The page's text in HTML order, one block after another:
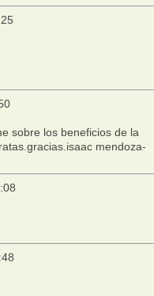
sobre los beneficios de la
mendoza-